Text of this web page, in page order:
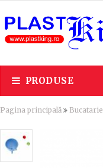
PRODUSE
Pagina principală Bucatarie